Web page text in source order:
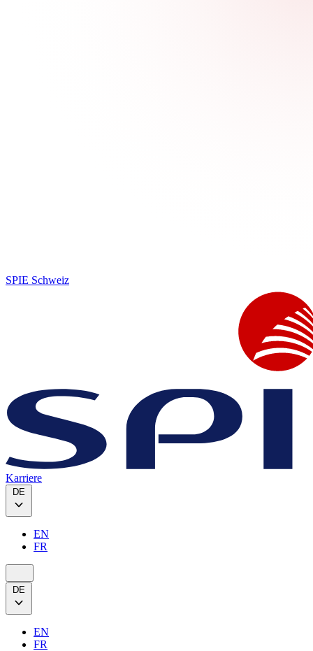
SPIE Schweiz
Karriere
DE
EN
FR
DE
EN
FR